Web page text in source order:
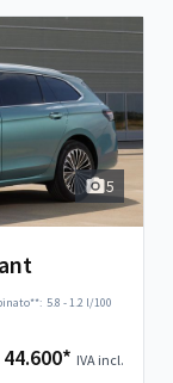
5
5.8 - 1.2 l/100
44.600* IVA incl.